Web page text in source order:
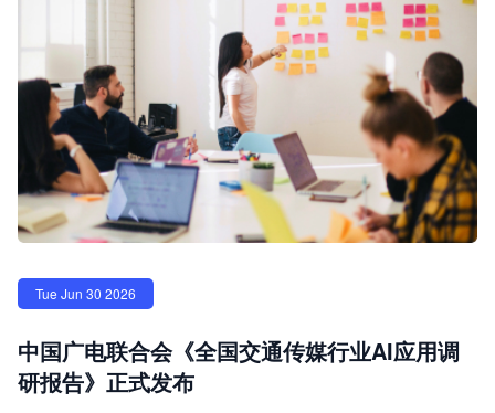
Tue Jun 30 2026
中国广电联合会《全国交通传媒行业AI应用调
研报告》正式发布